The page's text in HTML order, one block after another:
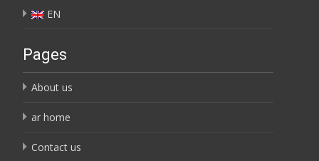
EN
Pages
About us
ar home
Contact us